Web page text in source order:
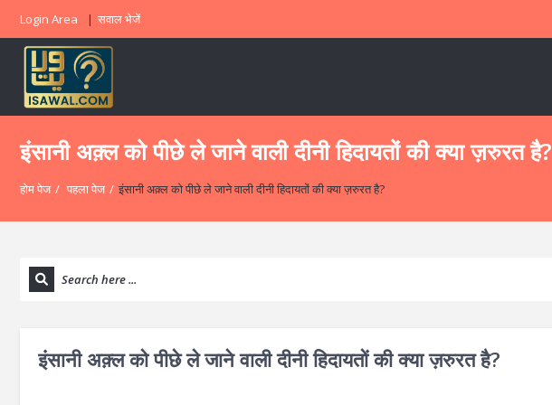
Login Area सवाल भेजें
इंसानी अक़्ल को पीछे ले जाने वाली दीनी हिदायतों की क्या ज़रुरत है?
होम पेज / पहला पेज / इंसानी अक़्ल को पीछे ले जाने वाली दीनी हिदायतों की क्या ज़रुरत है?
इंसानी अक़्ल को पीछे ले जाने वाली दीनी हिदायतों की क्या ज़रुरत है?